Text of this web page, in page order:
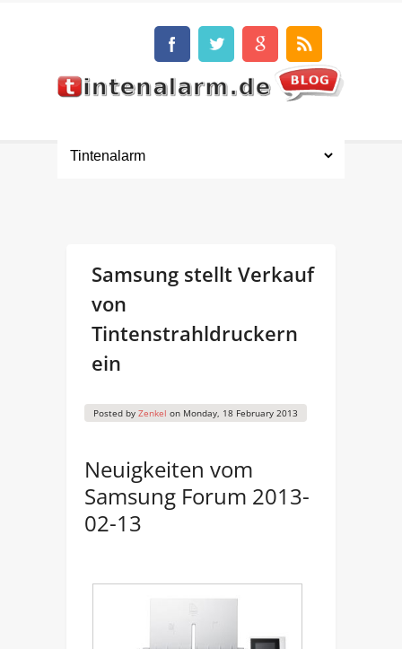
Samsung stellt Verkauf
von
Tintenstrahldruckern
ein
Posted by Zenkel on Monday, 18 February 2013
Neuigkeiten vom
Samsung Forum 2013-
02-13